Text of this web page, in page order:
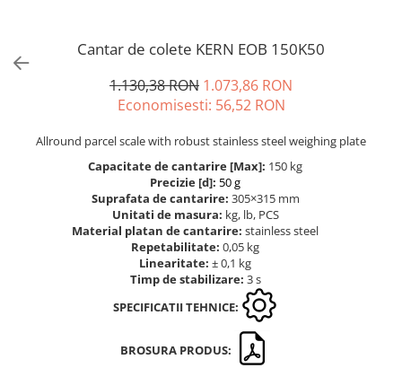
Cantare de podea
Cantare drive-through
Cantare pentru paleti
Cantare pentru macara
Cantare medicale
Cantare medicale
Cantar cu balustrada
Cantare cu platforma pentru
Cantare cu scaun
Cantare personale
Cantar de colete KERN EOB 150K50
1.130,38 RON 1.073,86 RON
Economisesti: 56,52 RON
Allround parcel scale with robust stainless steel weighing plate
Capacitate de cantarire [Max]: 150 kg
Precizie [d]: 50 g
Suprafata de cantarire: 305×315 mm
Unitati de masura: kg, lb, PCS
Material platan de cantarire: stainless steel
Repetabilitate: 0,05 kg
Linearitate: ± 0,1 kg
Timp de stabilizare: 3 s
SPECIFICATII TEHNICE:
BROSURA PRODUS: